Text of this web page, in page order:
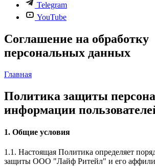
Telegram
YouTube
Соглашение на обработку
персональных данных
Главная
Политика защиты
информации
1. Общие условия
1.1. Настоящая Политика определяет
защиты ООО "Лайф Ритейл" и его